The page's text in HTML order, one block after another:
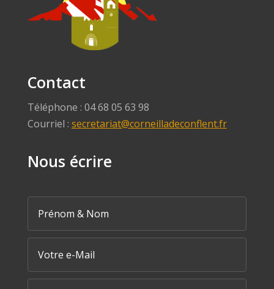
Contact
Téléphone : 04 68 05 63 98
Courriel : secretariat@corneilladeconflent.fr
Nous écrire